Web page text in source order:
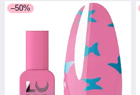
–50%